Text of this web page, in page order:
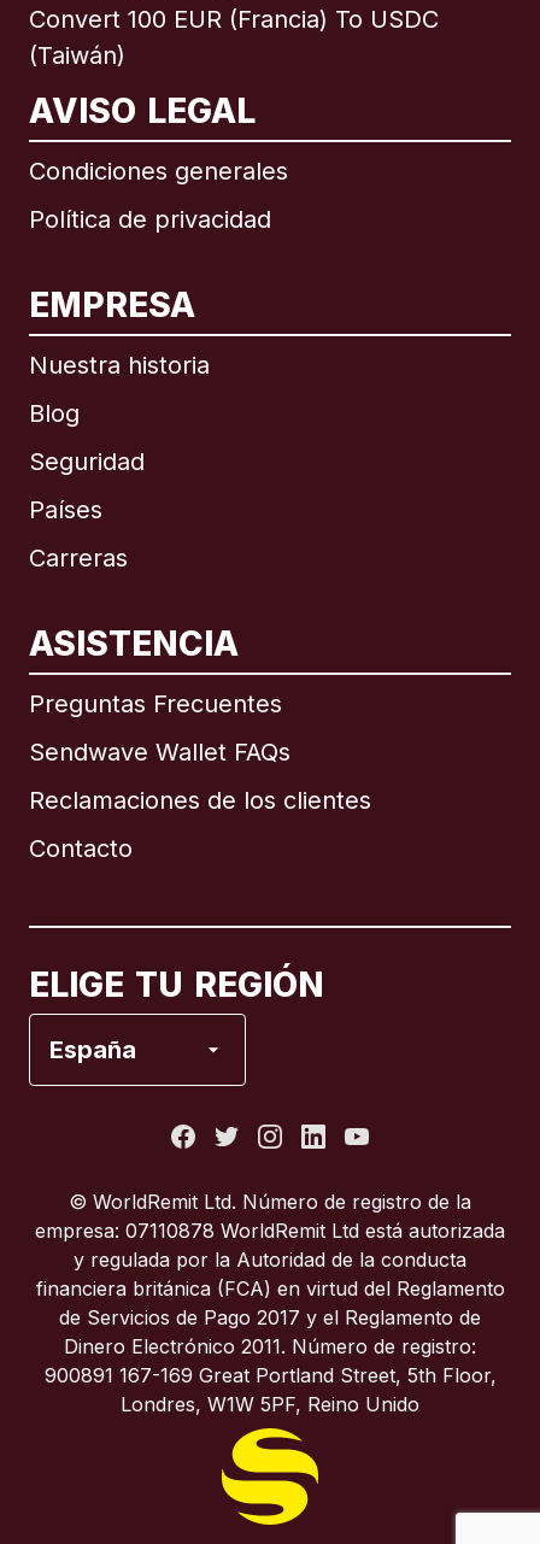
Convert 100 EUR (Francia) To USDC
(Taiwán)
AVISO LEGAL
Condiciones generales
Política de privacidad
EMPRESA
Nuestra historia
Blog
Seguridad
Países
Carreras
ASISTENCIA
Preguntas Frecuentes
Sendwave Wallet FAQs
Reclamaciones de los clientes
Contacto
ELIGE TU REGIÓN
España
Internacional English
Brasil
Italia
Portugal
Reino Unido
© WorldRemit Ltd. Número de registro de la
empresa: 07110878 WorldRemit Ltd está autorizada
y regulada por la Autoridad de la conducta
financiera británica (FCA) en virtud del Reglamento
de Servicios de Pago 2017 y el Reglamento de
Dinero Electrónico 2011. Número de registro:
900891 167-169 Great Portland Street, 5th Floor,
Londres, W1W 5PF, Reino Unido